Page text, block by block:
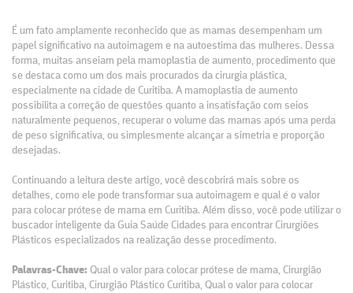
É um fato amplamente reconhecido que as mamas desempenham um
papel significativo na autoimagem e na autoestima das mulheres. Dessa
forma, muitas anseiam pela mamoplastia de aumento, procedimento que
se destaca como um dos mais procurados da cirurgia plástica,
especialmente na cidade de Curitiba. A mamoplastia de aumento
possibilita a correção de questões quanto a insatisfação com seios
naturalmente pequenos, recuperar o volume das mamas após uma perda
de peso significativa, ou simplesmente alcançar a simetria e proporção
desejadas.
Continuando a leitura deste artigo, você descobrirá mais sobre os
detalhes, como ele pode transformar sua autoimagem e qual é o valor
para colocar prótese de mama em Curitiba. Além disso, você pode utilizar o
buscador inteligente da Guia Saúde Cidades para encontrar Cirurgiões
Plásticos especializados na realização desse procedimento.
Palavras-Chave: Qual o valor para colocar prótese de mama, Cirurgião
Plástico, Curitiba, Cirurgião Plástico Curitiba, Qual o valor para colocar